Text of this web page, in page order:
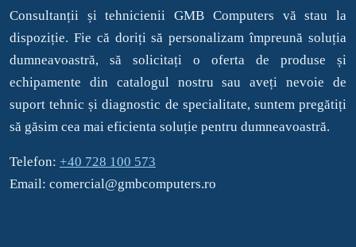
Consultanții și tehnicienii GMB Computers vă stau la
dispoziție. Fie că doriți să personalizam împreună soluția
dumneavoastră, să solicitați o oferta de produse și
echipamente din catalogul nostru sau aveți nevoie de
suport tehnic și diagnostic de specialitate, suntem pregătiți
să găsim cea mai eficienta soluție pentru dumneavoastră.
Telefon: +40 728 100 573
Email: comercial@gmbcomputers.ro